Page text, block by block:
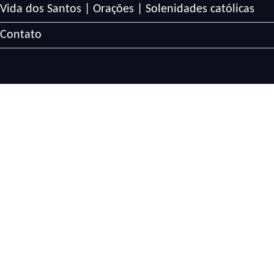
Vida dos Santos | Orações | Solenidades católicas
Contato